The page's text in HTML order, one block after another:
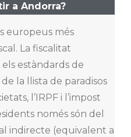
a Andorra?
europeus més
La fiscalitat
estàndards de
de la llista de paradisos
l’IRPF i l’impost
només són del
indirecte (equivalent a